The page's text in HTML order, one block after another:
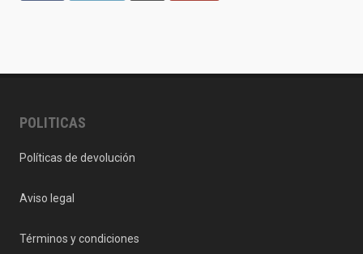
POLITICAS
Políticas de devolución
Aviso legal
Términos y condiciones